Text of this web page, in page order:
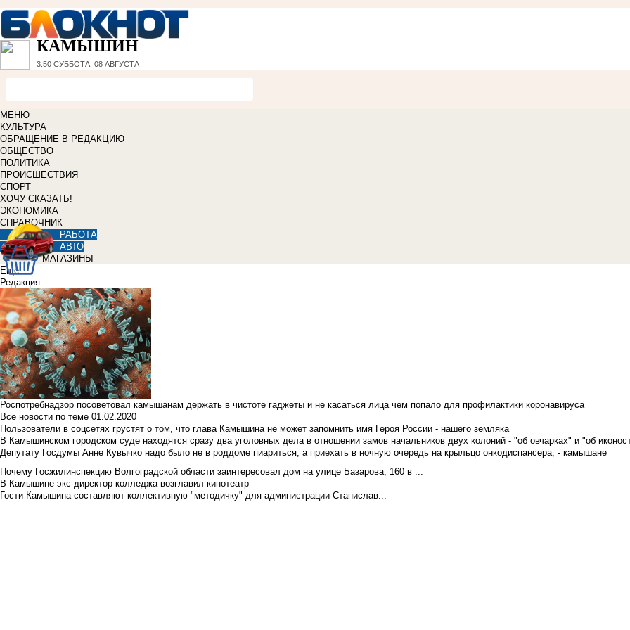
КАМЫШИН
3:50 СУББОТА, 08 АВГУСТА
МЕНЮ
КУЛЬТУРА
ОБРАЩЕНИЕ В РЕДАКЦИЮ
ОБЩЕСТВО
ПОЛИТИКА
ПРОИСШЕСТВИЯ
СПОРТ
ХОЧУ СКАЗАТЬ!
ЭКОНОМИКА
СПРАВОЧНИК
РАБОТА
АВТО
МАГАЗИНЫ
Еще
Редакция
Роспотребнадзор посоветовал камышанам держать в чистоте гаджеты и не касаться лица чем попало для профилактики коронавируса
Все новости по теме 01.02.2020
Пользователи в соцсетях грустят о том, что глава Камышина не может запомнить имя Героя России - нашего земляка
В Камышинском городском суде находятся сразу два уголовных дела в отношении замов начальников двух колоний - "об овчарках" и "об
Депутату Госдумы Анне Кувычко надо было не в роддоме пиариться, а приехать в ночную очередь на крыльцо онкодиспансера, - камышане
Почему Госжилинспекцию Волгоградской области заинтересовал дом на улице Базарова, 160 в ...
В Камышине экс-директор колледжа возглавил кинотеатр
Гости Камышина составляют коллективную "методичку" для администрации Станислав...